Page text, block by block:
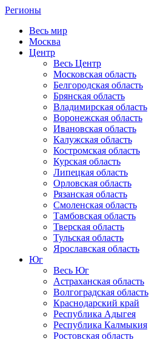
Регионы
Весь мир
Москва
Центр
Весь Центр
Московская область
Белгородская область
Брянская область
Владимирская область
Воронежская область
Ивановская область
Калужская область
Костромская область
Курская область
Липецкая область
Орловская область
Рязанская область
Смоленская область
Тамбовская область
Тверская область
Тульская область
Ярославская область
Юг
Весь Юг
Астраханская область
Волгоградская область
Краснодарский край
Республика Адыгея
Республика Калмыкия
Ростовская область